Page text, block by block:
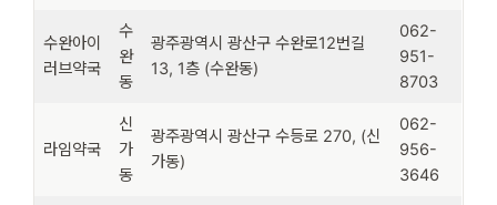
수완아이
러브약국
수
완
동
광주광역시 광산구 수완로12번길
13, 1층 (수완동)
062-
951-
8703
라임약국
신
가
동
광주광역시 광산구 수등로 270, (신
가동)
062-
956-
3646